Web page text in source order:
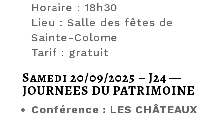
Horaire : 18h30
Lieu : Salle des fêtes de
Sainte-Colome
Tarif : gratuit
Samedi 20/09/2025 – J24 —
JOURNEES DU PATRIMOINE
Conférence : LES CHÂTEAUX